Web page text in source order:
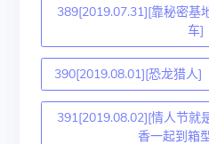
389[2019.07.31][靠秘密基
车]
390[2019.08.01][恐龙猎人]
391[2019.08.02][情人节就
香一起到箱